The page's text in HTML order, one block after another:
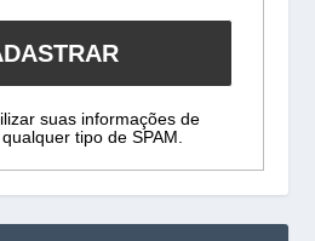
suas informações de
tipo de SPAM.